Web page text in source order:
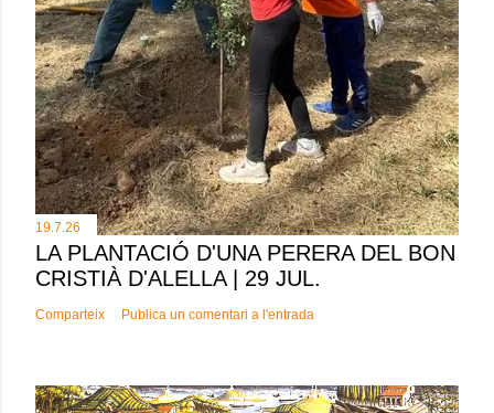
19.7.26
LA PLANTACIÓ D'UNA PERERA DEL BON
CRISTIÀ D'ALELLA | 29 JUL.
Comparteix Publica un comentari a l'entrada